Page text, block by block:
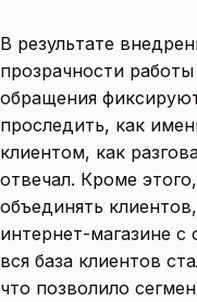
В результате
прозрачности
обращения
проследить, как
клиентом, как
отвечал. Кроме
объединять
интернет-магазине
вся база клиентов
что позволило